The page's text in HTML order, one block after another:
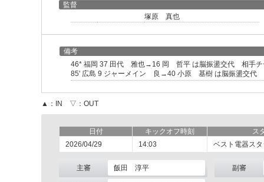
監督
塚原 真也
備考
46* 福岡 37 田代 雅也→16 岡 哲平 は脳振盪交代 相手チ
85' 広島 9 ジャーメイン 良→40 小原 基樹 は脳振盪交代
▲：IN ▽：OUT
日付 キックオフ時刻
ス
2026/04/29
14:03 ベスト電器ス
主審 飯田 淳平 副審